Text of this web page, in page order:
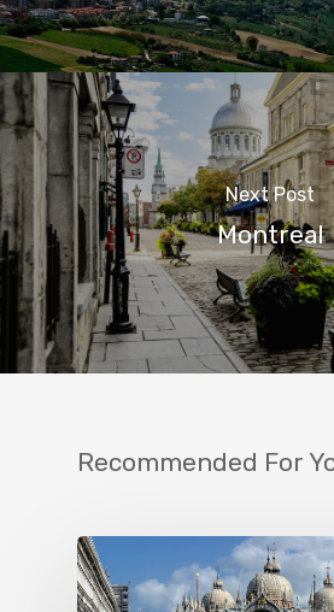
Next Post
Montreal
Recommended For